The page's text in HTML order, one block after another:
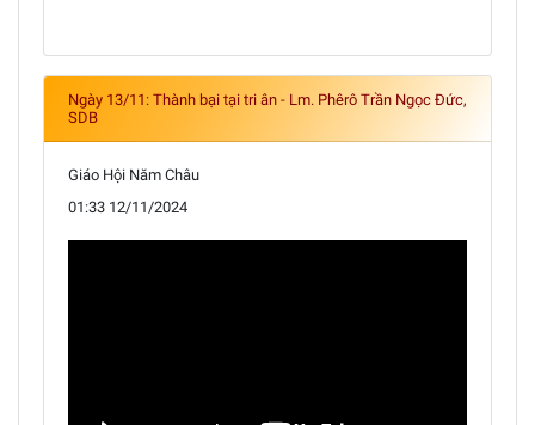
Ngày 13/11: Thành bại tại tri ân - Lm. Phêrô Trần Ngọc Đức,
SDB
Giáo Hội Năm Châu
01:33 12/11/2024